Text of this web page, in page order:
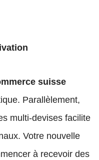
suisse
Parallèlement,
multi-devises facilite
Votre nouvelle
à recevoir des